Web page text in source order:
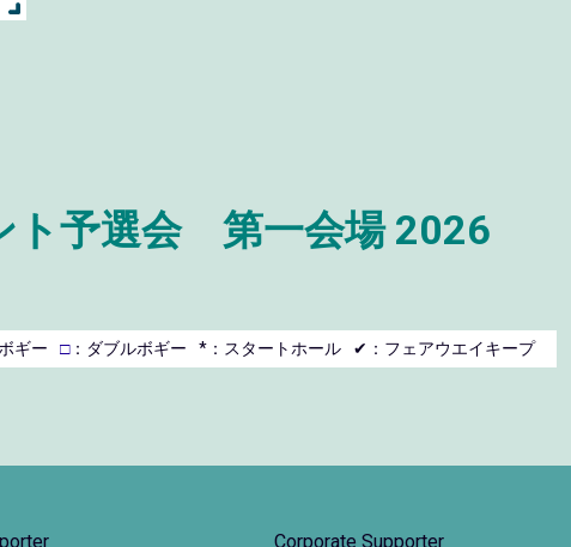
ト予選会 第一会場 2026
ギー □：ダブルボギー *：スタートホール ✔：フェアウエイキープ
Corporate Supporter